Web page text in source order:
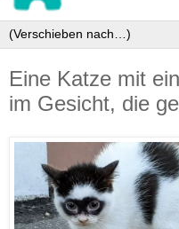
Eine Katze mit
im Gesicht, die